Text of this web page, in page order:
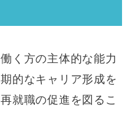
く方の主体的な能力
的なキャリア形成を
就職の促進を図るこ